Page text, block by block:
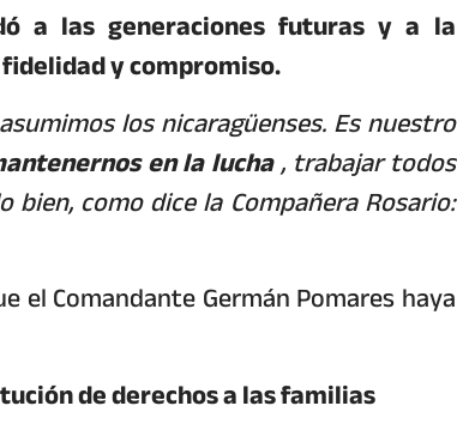
a las generaciones futuras y a la
y compromiso.
los nicaragüenses. Es nuestro
en la lucha, trabajar todos
como dice la Compañera Rosario:
el Comandante Germán Pomares haya
de derechos a las familias